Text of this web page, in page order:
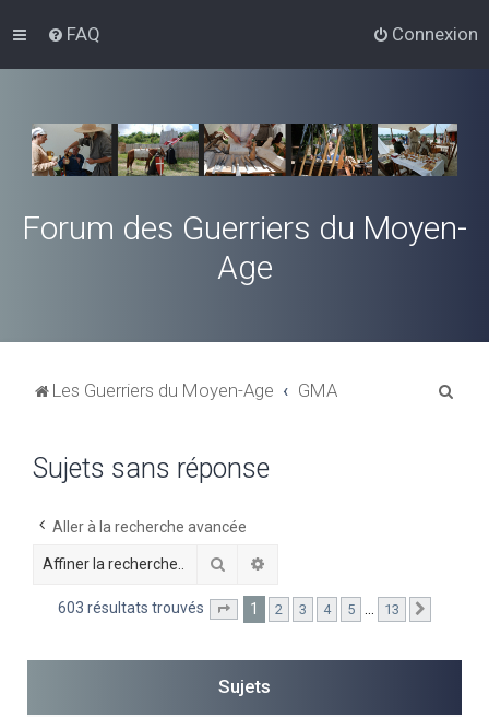
FAQ Connexion
Forum des Guerriers du Moyen-
Age
Les Guerriers du Moyen-Age GMA
r
Sujets sans réponse
Aller à la recherche avancée
Rechercher
603 résultats trouvés Page sur13
1 2 3 4 5 … 13
Sujets